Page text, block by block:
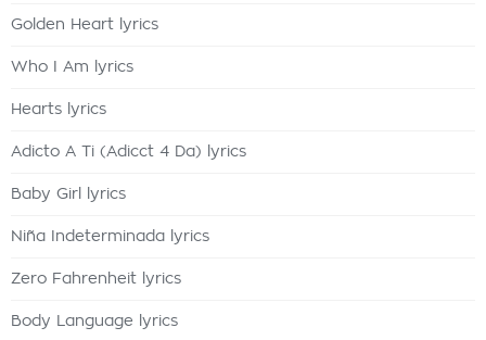
Golden Heart lyrics
Who I Am lyrics
Hearts lyrics
Adicto A Ti (Adicct 4 Da) lyrics
Baby Girl lyrics
Niña Indeterminada lyrics
Zero Fahrenheit lyrics
Body Language lyrics